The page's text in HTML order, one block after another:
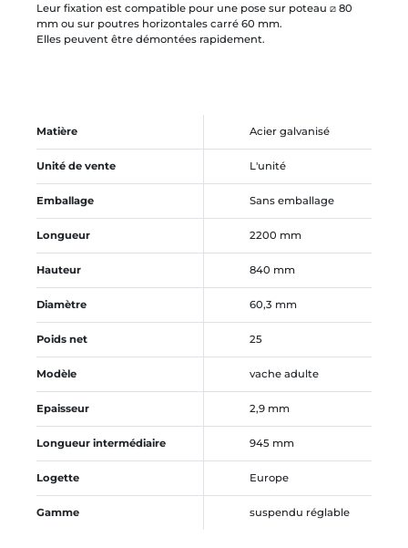
Leur fixation est compatible pour une pose sur poteau ⧄ 80
mm ou sur poutres horizontales carré 60 mm.
Elles peuvent être démontées rapidement.
Matière Acier galvanisé
Unité de vente L'unité
Emballage Sans emballage
Longueur 2200 mm
Hauteur 840 mm
Diamètre 60,3 mm
Poids net 25
Modèle vache adulte
Epaisseur 2,9 mm
Longueur intermédiaire 945 mm
Logette Europe
Gamme suspendu réglable